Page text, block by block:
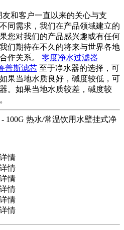
和客户一直以来的关心与支
同需求，我们在产品领域建立的
您对我们的产品感兴趣或有任何
们期待在不久的将来与世界各地
作关系。 零度净水过滤器
普斯滤芯 至于净水器的选择，可
果当地水质良好，碱度较低，可
。如果当地水质较差，碱度较
100G 热水/常温饮用水壁挂式净